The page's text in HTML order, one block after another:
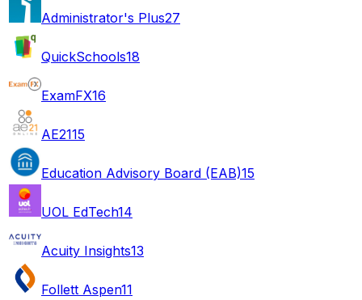
Administrator's Plus27
QuickSchools18
ExamFX16
AE2115
Education Advisory Board (EAB)15
UOL EdTech14
Acuity Insights13
Follett Aspen11